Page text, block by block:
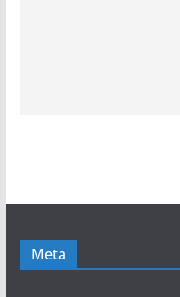
Meta